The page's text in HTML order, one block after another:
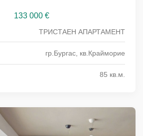
133 000 €
ТРИСТАЕН АПАРТАМЕНТ
гр.Бургас, кв.Крайморие
85 кв.м.